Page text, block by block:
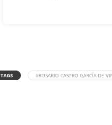
TAGS #ROSARIO CASTRO GARCÍA DE